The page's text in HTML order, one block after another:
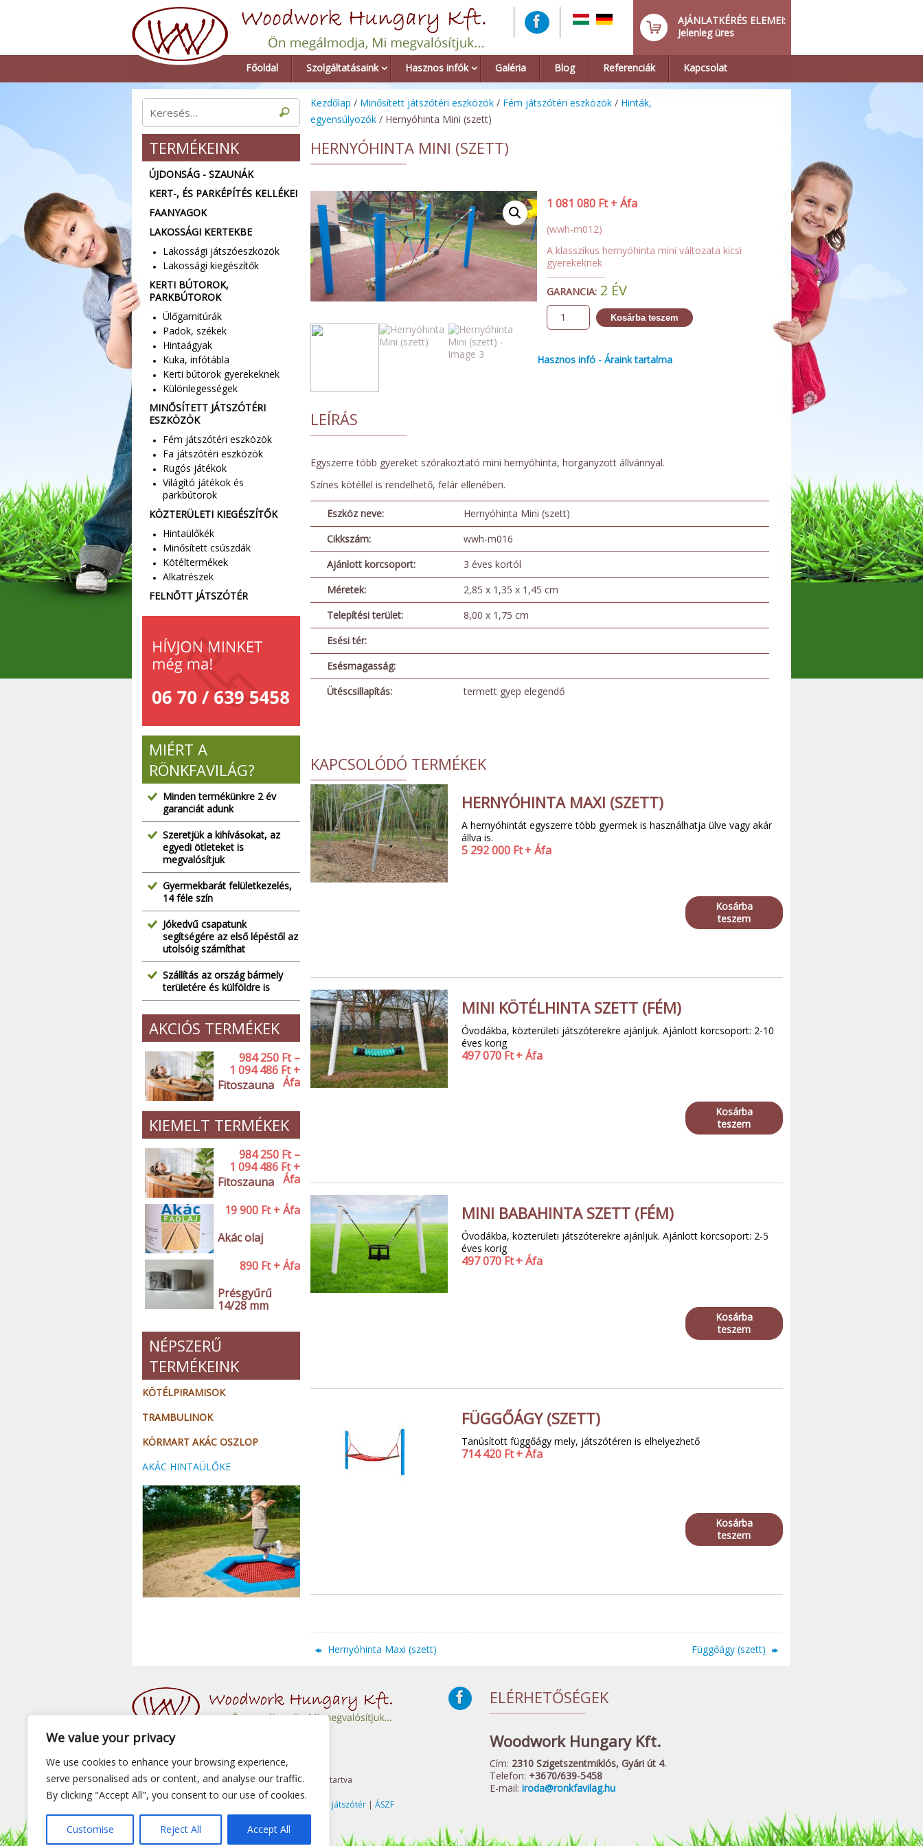
We value your privacy
We use cookies to enhance your browsing experience,
serve personalised ads or content, and analyse our traffic.
By clicking "Accept All", you consent to our use of cookies.
Customise Reject All Accept All
AJÁNLATKÉRÉS ELEMEI:
Jelenleg üres
Főoldal Szolgáltatásaink Hasznos infók Galéria Blog Referenciák Kapcsolat
Kezdőlap / Minősített játszótéri eszközök / Fém játszótéri eszközök / Hinták,
egyensúlyozók / Hernyóhinta Mini (szett)
HERNYÓHINTA MINI (SZETT)
1 081 080 Ft + Áfa
(wwh-m012)
A klasszikus hernyóhinta mini változata kicsi
gyerekeknek
GARANCIA: 2 ÉV
Kosárba teszem
Hasznos infó - Áraink tartalma
LEÍRÁS
Egyszerre több gyereket szórakoztató mini hernyóhinta, horganyzott állvánnyal.
Színes kötéllel is rendelhető, felár ellenében.
Eszköz neve:
Hernyóhinta Mini (szett)
Cikkszám:
wwh-m016
Ajánlott korcsoport:
3 éves kortól
Méretek:
2,85 x 1,35 x 1,45 cm
Telepítési terület:
8,00 x 1,75 cm
Esési tér:
Esésmagasság:
Ütéscsillapítás:
termett gyep elegendő
KAPCSOLÓDÓ TERMÉKEK
HERNYÓHINTA MAXI (SZETT)
A hernyóhintát egyszerre több gyermek is használhatja ülve vagy akár
állva is.
5 292 000 Ft+ Áfa
Kosárba
teszem
MINI KÖTÉLHINTA SZETT (FÉM)
Óvodákba, közterületi játszóterekre ajánljuk. Ajánlott korcsoport: 2-10
éves korig
497 070 Ft+ Áfa
Kosárba
teszem
MINI BABAHINTA SZETT (FÉM)
Óvodákba, közterületi játszóterekre ajánljuk. Ajánlott korcsoport: 2-5
éves korig
497 070 Ft+ Áfa
Kosárba
teszem
FÜGGŐÁGY (SZETT)
Tanúsított függőágy mely, játszótéren is elhelyezhető
714 420 Ft+ Áfa
Kosárba
teszem
Hernyóhinta Maxi (szett) Függőágy (szett)
TERMÉKEINK
ÚJDONSÁG - SZAUNÁK
KERT-, ÉS PARKÉPÍTÉS KELLÉKEI
FAANYAGOK
LAKOSSÁGI KERTEKBE
Lakossági játszóeszközök
Lakossági kiegészítők
KERTI BÚTOROK,
PARKBÚTOROK
Ülőgarnitúrák
Padok, székek
Hintaágyak
Kuka, infótábla
Kerti bútorok gyerekeknek
Különlegességek
MINŐSÍTETT JÁTSZÓTÉRI
ESZKÖZÖK
Fém játszótéri eszközök
Fa játszótéri eszközök
Rugós játékok
Világító játékok és
parkbútorok
KÖZTERÜLETI KIEGÉSZÍTŐK
Hintaülőkék
Minősített csúszdák
Kötéltermékek
Alkatrészek
FELNŐTT JÁTSZÓTÉR
MIÉRT A
RÖNKFAVILÁG?
Minden termékünkre 2 év
garanciát adunk
Szeretjük a kihívásokat, az
egyedi ötleteket is
megvalósítjuk
Gyermekbarát felületkezelés,
14 féle szín
Jókedvű csapatunk
segítségére az első lépéstől az
utolsóig számíthat
Szállítás az ország bármely
területére és külföldre is
AKCIÓS TERMÉKEK
Fitoszauna
984 250 Ft –
1 094 486 Ft +
Áfa
KIEMELT TERMÉKEK
Fitoszauna
984 250 Ft –
1 094 486 Ft +
Áfa
Akác olaj
19 900 Ft + Áfa
Présgyűrű
14/28 mm
890 Ft + Áfa
NÉPSZERŰ
TERMÉKEINK
KÖTÉLPIRAMISOK
TRAMBULINOK
KÖRMART AKÁC OSZLOP
AKÁC HINTAÜLŐKE
ELÉRHETŐSÉGEK
Woodwork Hungary Kft.
Cím: 2310 Szigetszentmiklós, Gyári út 4.
Telefon: +3670/639-5458
E-mail: iroda@ronkfavilag.hu
© 2015 Woodwork Hungary Kft. - Minden Jog Fenntartva
Készítette:Webshopguru.hu
Játszótéri eszközök
Felnőtt játszótér | ÁSZF